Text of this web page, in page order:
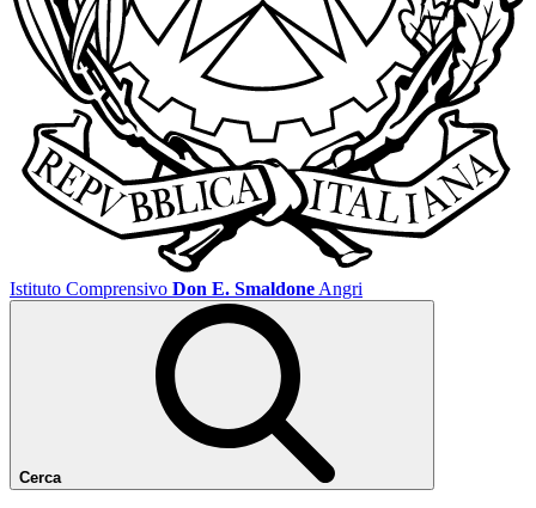
Istituto Comprensivo Don E. Smaldone Angri
Cerca